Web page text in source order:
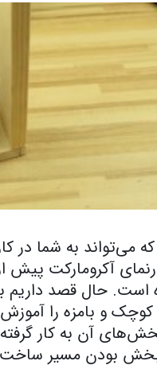
می‌تواند به شما در
آکرومارکت
است. حال قصد داریم
و بامزه را
آن به کار
بودن مسیر ساخت